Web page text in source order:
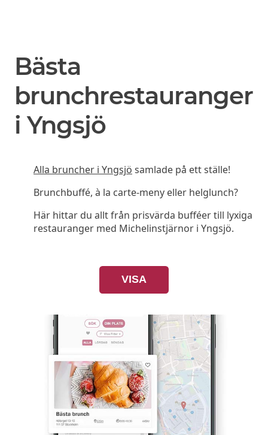
Bästa
brunchrestauranger
i Yngsjö
Alla bruncher i Yngsjö samlade på ett ställe!
Brunchbuffé, à la carte-meny eller helglunch?
Här hittar du allt från prisvärda bufféer till lyxiga
restauranger med Michelinstjärnor i Yngsjö.
VISA